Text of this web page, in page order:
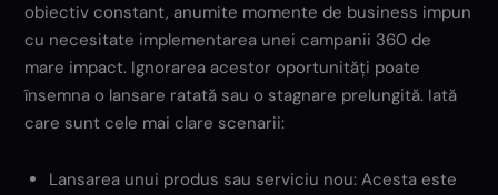
obiectiv constant, anumite momente de business impun
cu necesitate implementarea unei campanii 360 de
mare impact. Ignorarea acestor oportunități poate
însemna o lansare ratată sau o stagnare prelungită. Iată
care sunt cele mai clare scenarii:
Lansarea unui produs sau serviciu nou: Acesta este